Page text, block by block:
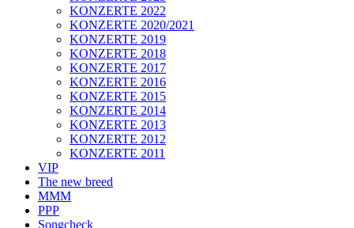
KONZERTE 2022
KONZERTE 2020/2021
KONZERTE 2019
KONZERTE 2018
KONZERTE 2017
KONZERTE 2016
KONZERTE 2015
KONZERTE 2014
KONZERTE 2013
KONZERTE 2012
KONZERTE 2011
VIP
The new breed
MMM
PPP
Songcheck